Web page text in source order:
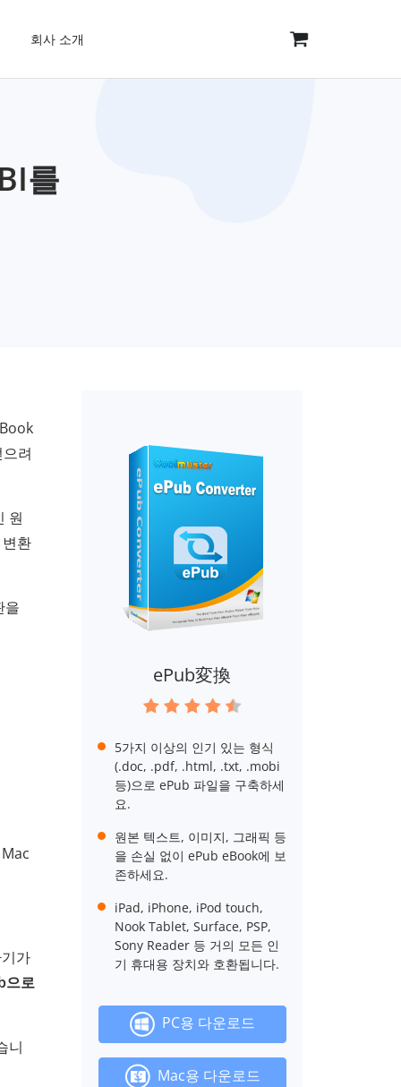
회사 소개
를
려
원
환
을
가
으로
니
ePub変換
5가지 이상의 인기 있는 형식
(.doc, .pdf, .html, .txt, .mobi
등)으로 ePub 파일을 구축하세
요.
원본 텍스트, 이미지, 그래픽 등
을 손실 없이 ePub eBook에 보
존하세요.
iPad, iPhone, iPod touch,
Nook Tablet, Surface, PSP,
Sony Reader 등 거의 모든 인
기 휴대용 장치와 호환됩니다.
PC용 다운로드
Mac용 다운로드